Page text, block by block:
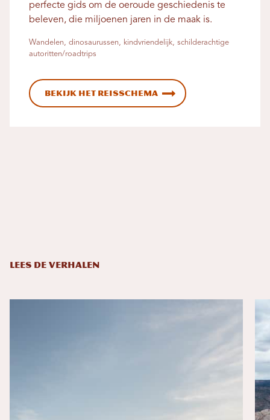
perfecte gids om de oeroude geschiedenis te
beleven, die miljoenen jaren in de maak is.
Wandelen, dinosaurussen, kindvriendelijk, schilderachtige
autoritten/roadtrips
Bekijk het reisschema
LEES DE VERHALEN